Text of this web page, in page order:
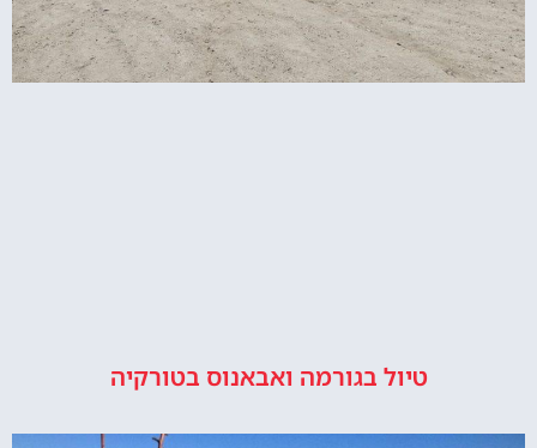
טיול בגורמה ואבאנוס בטורקיה